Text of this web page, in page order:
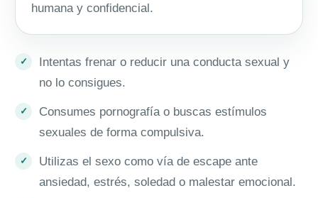
humana y confidencial.
Intentas frenar o reducir una conducta sexual y
no lo consigues.
Consumes pornografía o buscas estímulos
sexuales de forma compulsiva.
Utilizas el sexo como vía de escape ante
ansiedad, estrés, soledad o malestar emocional.